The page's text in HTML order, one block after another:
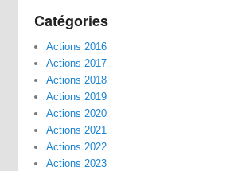
Catégories
Actions 2016
Actions 2017
Actions 2018
Actions 2019
Actions 2020
Actions 2021
Actions 2022
Actions 2023